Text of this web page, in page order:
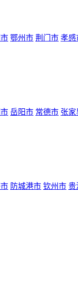
鄂州市 荆门市 孝感
岳阳市 常德市 张家
防城港市 钦州市 贵